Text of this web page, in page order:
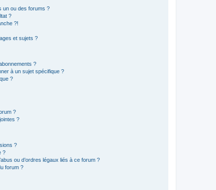
un ou des forums ?
?
?!
et sujets ?
?
à un sujet spécifique ?
?
?
?
?
?
ou d’ordres légaux liés à ce forum ?
forum ?